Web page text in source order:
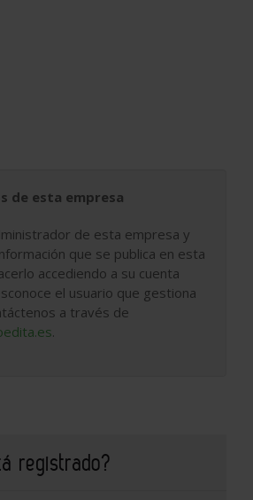
de esta empresa
de esta empresa y
que se publica en esta
accediendo a su cuenta
el usuario que gestiona
a través de
.
registrado?